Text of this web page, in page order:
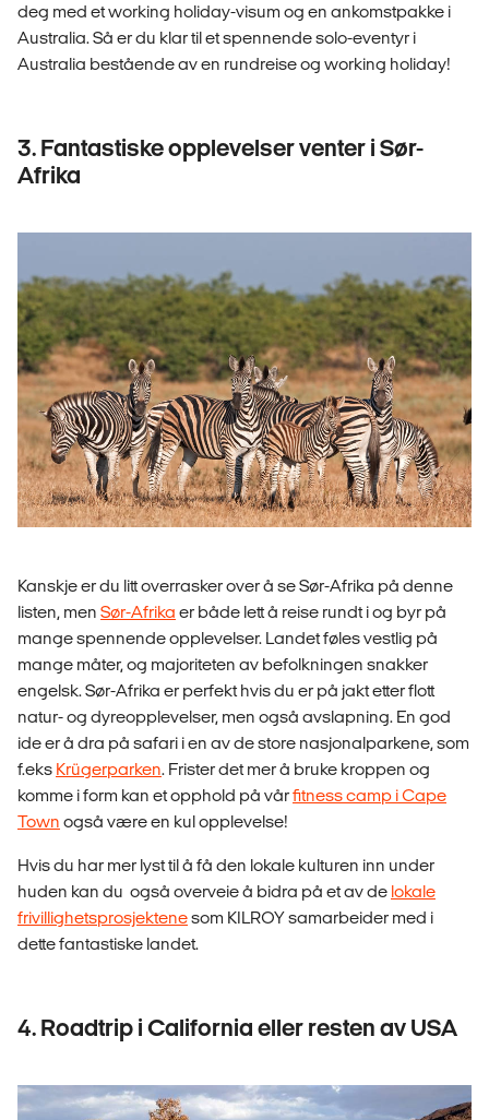
deg med et working holiday-visum og en ankomstpakke i
Australia. Så er du klar til et spennende solo-eventyr i
Australia bestående av en rundreise og working holiday!
3. Fantastiske opplevelser venter i Sør-
Afrika
Kanskje er du litt overrasker over å se Sør-Afrika på denne
listen, men Sør-Afrika er både lett å reise rundt i og byr på
mange spennende opplevelser. Landet føles vestlig på
mange måter, og majoriteten av befolkningen snakker
engelsk. Sør-Afrika er perfekt hvis du er på jakt etter flott
natur- og dyreopplevelser, men også avslapning. En god
ide er å dra på safari i en av de store nasjonalparkene, som
f.eks Krügerparken. Frister det mer å bruke kroppen og
komme i form kan et opphold på vårfitness camp i Cape
Town også være en kul opplevelse!
Hvis du har mer lyst til å få den lokale kulturen inn under
huden kan du også overveie å bidra på et av de lokale
frivillighetsprosjektenesom KILROY samarbeider med i
dette fantastiske landet.
4. Roadtrip i California eller resten av USA